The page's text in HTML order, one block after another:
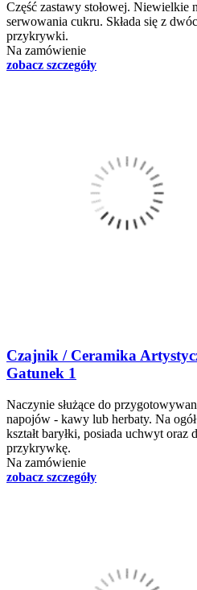
Część zastawy stołowej. Niewielkie
serwowania cukru. Składa się z
przykrywki.
Na zamówienie
zobacz szczegóły
Czajnik / Ceramika
Gatunek 1
Naczynie służące do
napojów - kawy lub herbaty. Na
kształt baryłki, posiada uchwyt
przykrywkę.
Na zamówienie
zobacz szczegóły